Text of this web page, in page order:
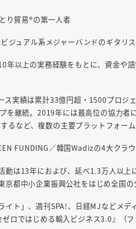
り貿易®の第一人者
ジュアル系メジャーバンドのギタリ
年以上の実務経験をもとに、資金や
ス実績は累計33億円超・1500プロ
を継続。2019年には最高位の協力
るなど、複数の主要プラットフォー
FUNDING／韓国Wadizの4大クラ
動は13年におよび、延べ1.3万人以
都中小企業振興公社をはじめ全国の
ト」、週刊SPA!、日経MJなどメデ
ロではじめる輸入ビジネス3.0』（